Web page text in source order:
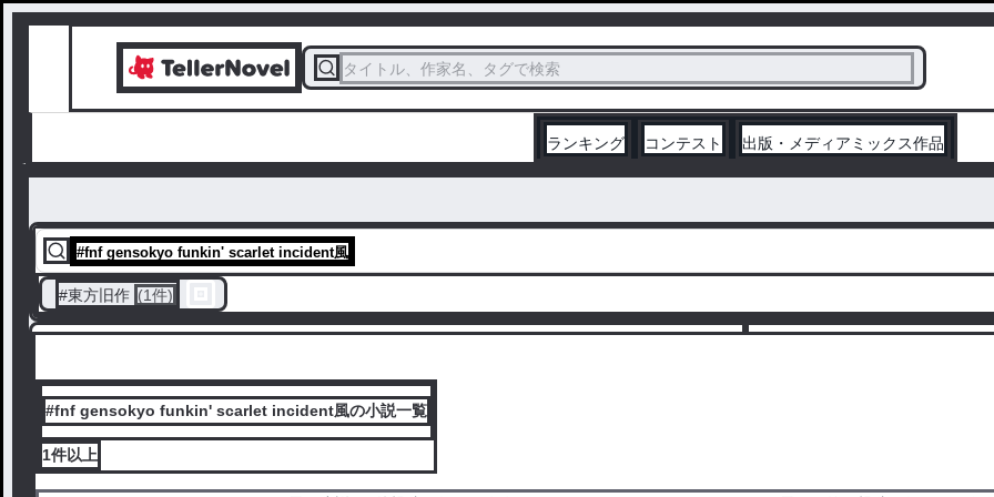
タイトル、作家名、タグで検索
ランキング コンテスト 出版・メディアミックス作品
# fnf gensokyo funkin' scarlet incident風
#東方旧作 (1件)
#fnf gensokyo funkin' scarlet incident風の小説一覧
1件以上